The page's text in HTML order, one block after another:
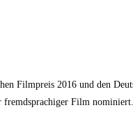
Filmpreis 2016 und den
fremdsprachiger Film nominiert.